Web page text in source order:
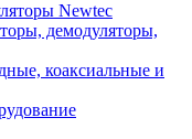
Newtec
демодуляторы,
коаксиальные и